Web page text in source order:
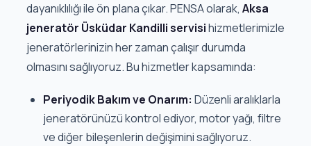
dayanıklılığı ile ön plana çıkar. PENSA olarak, Aksa
jeneratör Üsküdar Kandilli servisihizmetlerimizle
jeneratörlerinizin her zaman çalışır durumda
olmasını sağlıyoruz. Bu hizmetler kapsamında:
Periyodik Bakım ve Onarım: Düzenli aralıklarla
jeneratörünüzü kontrol ediyor, motor yağı, filtre
ve diğer bileşenlerin değişimini sağlıyoruz.